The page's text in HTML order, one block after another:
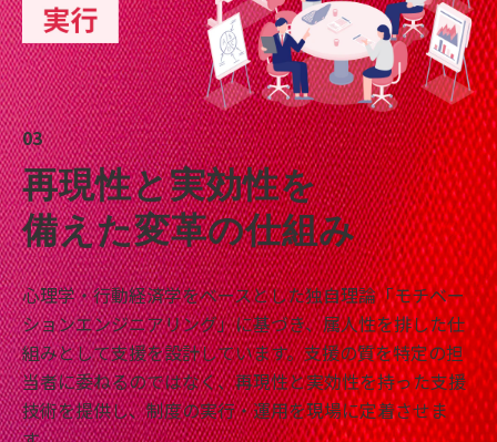
03
再現性と実効性を
備えた変革の仕組み
心理学・行動経済学をベースとした独自理論「モチベー
ションエンジニアリング」に基づき、属人性を排した仕
組みとして支援を設計しています。支援の質を特定の担
当者に委ねるのではなく、再現性と実効性を持った支援
技術を提供し、制度の実行・運用を現場に定着させま